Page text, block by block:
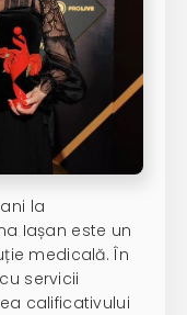
la
Iașan este un
medicală. În
servicii
calificativului